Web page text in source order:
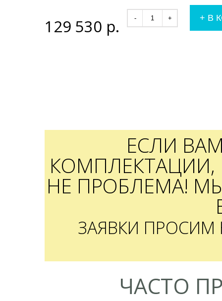
129 530 р. - + + В
ЕСЛИ
КОМПЛЕКТАЦИИ,
НЕ ПРОБЛЕМА!
ЗАЯВКИ
ЧАСТО